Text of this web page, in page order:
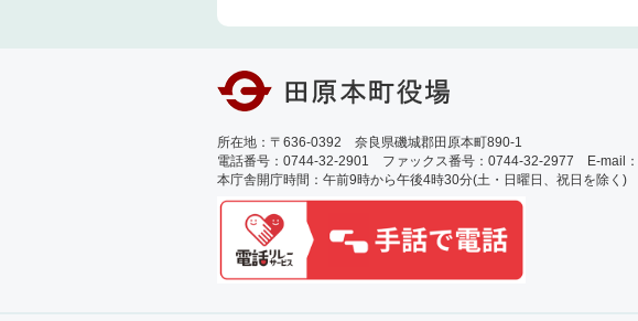
所在地：〒636-0392 奈良県磯城郡田原本町890-1
電話番号：0744-32-2901 ファックス番号：0744-32-2977 E-mail：
本庁舎開庁時間：午前9時から午後4時30分(土・日曜日、祝日を除く)